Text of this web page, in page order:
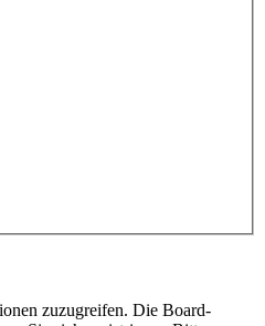
zuzugreifen. Die Board-